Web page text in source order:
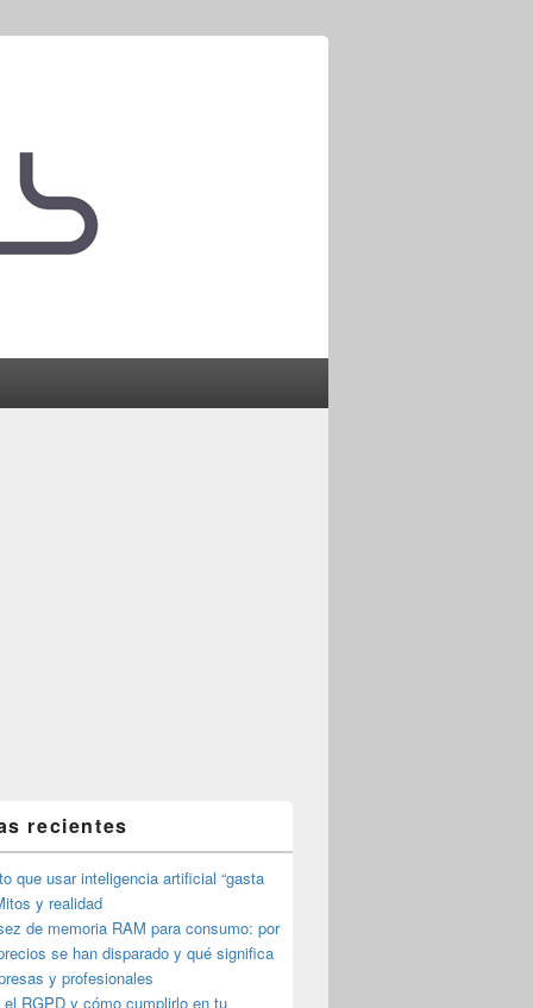
recientes
que usar inteligencia artificial “gasta
y realidad
de memoria RAM para consumo: por
se han disparado y qué significa
y profesionales
el RGPD y cómo cumplirlo en tu